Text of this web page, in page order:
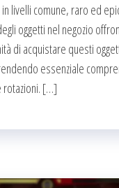
livelli comune, raro ed
oggetti nel negozio
di acquistare questi
essenziale
rotazioni. […]